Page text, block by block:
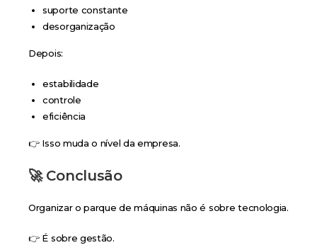
suporte constante
desorganização
Depois:
estabilidade
controle
eficiência
👉 Isso muda o nível da empresa.
🚀 Conclusão
Organizar o parque de máquinas não é sobre tecnologia.
👉 É sobre gestão.